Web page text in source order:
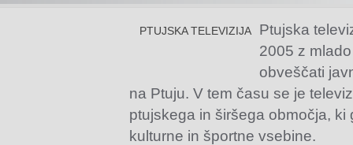
PTUJSKA TELEVIZIJA
Ptujska
2005 z
obveščati
na Ptuju. V tem času se je
ptujskega in širšega območja,
kulturne in športne vsebine.